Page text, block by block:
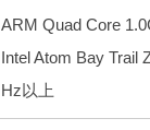
ARM Quad Core
Intel Atom Bay Trail
Hz以上